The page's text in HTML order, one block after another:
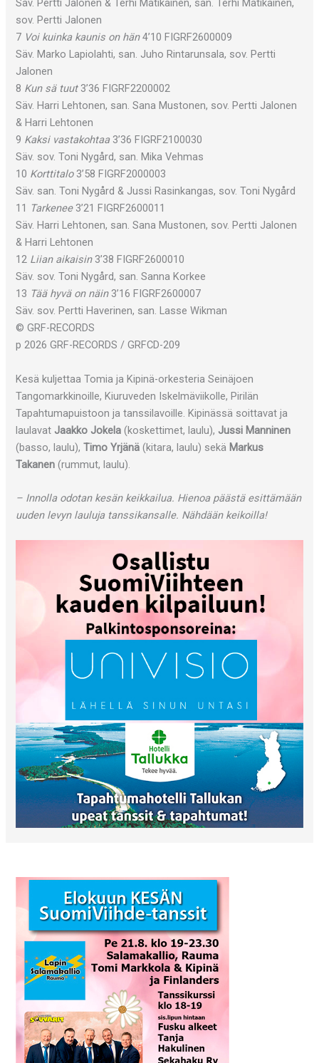
Säv. Pertti Jalonen & Terhi Matikainen, san. Terhi Matikainen,
sov. Pertti Jalonen
7 Voi kuinka kaunis on hän4’10 FIGRF2600009
Säv. Marko Lapiolahti, san. Juho Rintarunsala, sov. Pertti
Jalonen
8 Kun sä tuut3’36 FIGRF2200002
Säv. Harri Lehtonen, san. Sana Mustonen, sov. Pertti Jalonen
& Harri Lehtonen
9 Kaksi vastakohtaa 3’36 FIGRF2100030
Säv. sov. Toni Nygård, san. Mika Vehmas
10 Korttitalo 3’58 FIGRF2000003
Säv. san. Toni Nygård & Jussi Rasinkangas, sov. Toni Nygård
11
Tarkenee 3’21 FIGRF2600011
Säv. Harri Lehtonen, san. Sana Mustonen, sov. Pertti Jalonen
& Harri Lehtonen
12 Liian aikaisin3’38 FIGRF2600010
Säv. sov. Toni Nygård, san. Sanna Korkee
13 Tää hyvä on näin3’16 FIGRF2600007
Säv. sov. Pertti Haverinen, san. Lasse Wikman
© GRF-RECORDS
p 2026 GRF-RECORDS / GRFCD-209
Kesä kuljettaa Tomia ja Kipinä-orkesteria Seinäjoen
Tangomarkkinoille, Kiuruveden Iskelmäviikolle, Pirilän
Tapahtumapuistoon ja tanssilavoille. Kipinässä soittavat ja
laulavat Jaakko Jokela (koskettimet, laulu), Jussi Manninen
(basso, laulu), Timo Yrjänä (kitara, laulu) sekä Markus
Takanen (rummut, laulu).
– Innolla odotan kesän keikkailua. Hienoa päästä esittämään
uuden levyn lauluja tanssikansalle. Nähdään keikoilla!